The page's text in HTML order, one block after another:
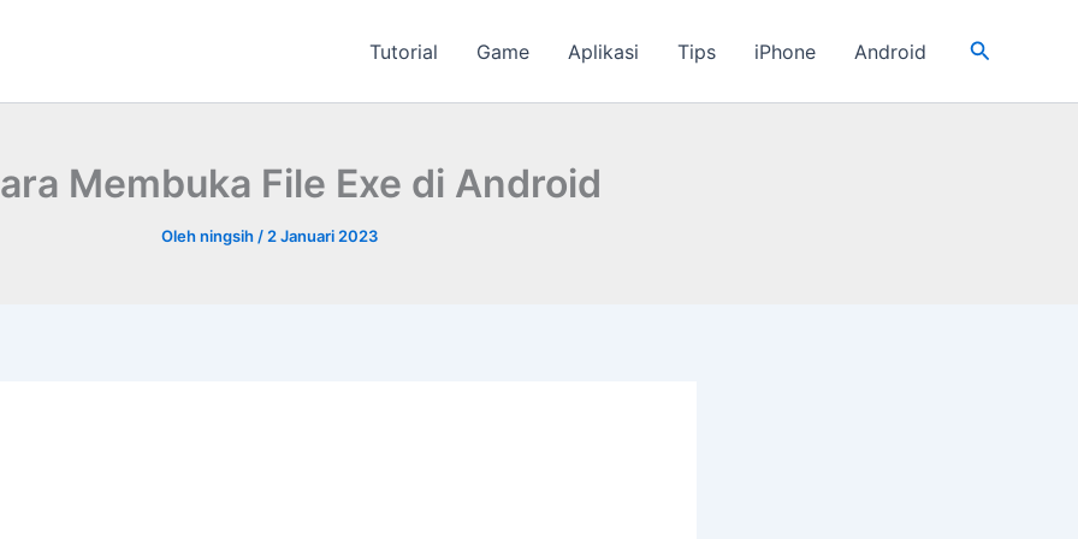
Tutorial Game Aplikasi Tips iPhone Android Cari
Membuka File Exe di Android
Olehningsih / 2 Januari 2023